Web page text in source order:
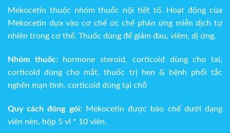
Mekocetin thuộc nhóm thuốc nội tiết tố. Hoạt động của
Mekocetin dựa vào cơ chế ức chế phản ứng miễn dịch tự
nhiên trong cơ thể. Thuốc dùng để giảm đau, viêm, dị ứng.
Nhóm thuốc:hormone steroid, corticoid dùng cho tai,
corticoid dùng cho mắt, thuốc trị hen & bệnh phổi tắc
nghẽn mạn tính, corticoid dùng tại chỗ
Quy cách đóng gói:Mekocetin được bào chế dưới dạng
viên nén, hộp 5 vỉ * 10 viên.